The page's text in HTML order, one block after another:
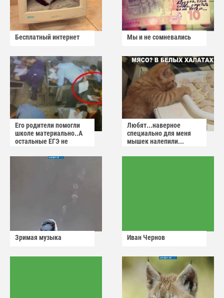
Бесплатный интернет Мы и не сомневались
Его родители помогли
школе материально..А
остальные ЕГЭ не
Любят...наверное
специально для меня
мышек налепили...
Зримая музыка Иван Чернов